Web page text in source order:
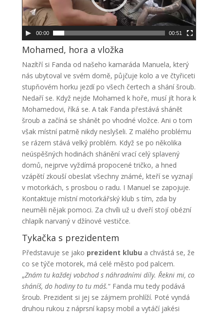
p
ř
e
h
r
á
v
a
č
00:00 00:51
Mohamed, hora a vložka
Nazítří si Fanda od našeho kamaráda Manuela, který
nás ubytoval ve svém domě, půjčuje kolo a ve čtyřiceti
stupňovém horku jezdí po všech čertech a shání šroub.
Nedaří se. Když nejde Mohamed k hoře, musí jít hora k
Mohamedovi, říká se. A tak Fanda přestává shánět
šroub a začíná se shánět po vhodné vložce. Ani o tom
však místní patrně nikdy neslyšeli. Z malého problému
se rázem stává velký problém. Když se po několika
neúspěšných hodinách shánění vrací celý splavený
domů, nejprve vyždímá propocené tričko, a hned
vzápětí zkouší obeslat všechny známé, kteří se vyznají
v motorkách, s prosbou o radu. I Manuel se zapojuje.
Kontaktuje místní motorkářský klub s tím, zda by
neuměli nějak pomoci. Za chvíli už u dveří stojí obézní
chlapík narvaný v džínové vestičce.
Tykačka s prezidentem
Představuje se jako prezident klubu a chvástá se, že
co se týče motorek, má celé město pod palcem.
„Znám tu každej vobchod s náhradními díly. Řekni mi, co
sháníš, do hodiny to tu máš.“ Fanda mu tedy podává
šroub. Prezident si jej se zájmem prohlíží. Poté vyndá
druhou rukou z náprsní kapsy mobil a vytáčí jakési